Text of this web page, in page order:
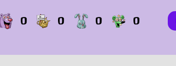
0 0 0 0